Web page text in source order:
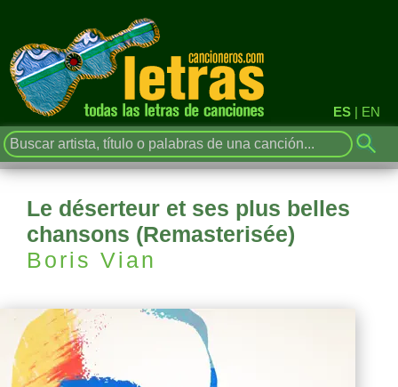
ES | EN
Le déserteur et ses plus belles
chansons (Remasterisée)
Boris Vian